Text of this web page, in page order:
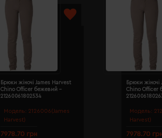
Модель: 2126006(James
Harvest)
Брюки жіночі James Harvest
Chino Officer бежевий -
21260061802534
7978.70 грн
Модель:
Harvest)
Брюки жіночі
Chino Officer
7978.70